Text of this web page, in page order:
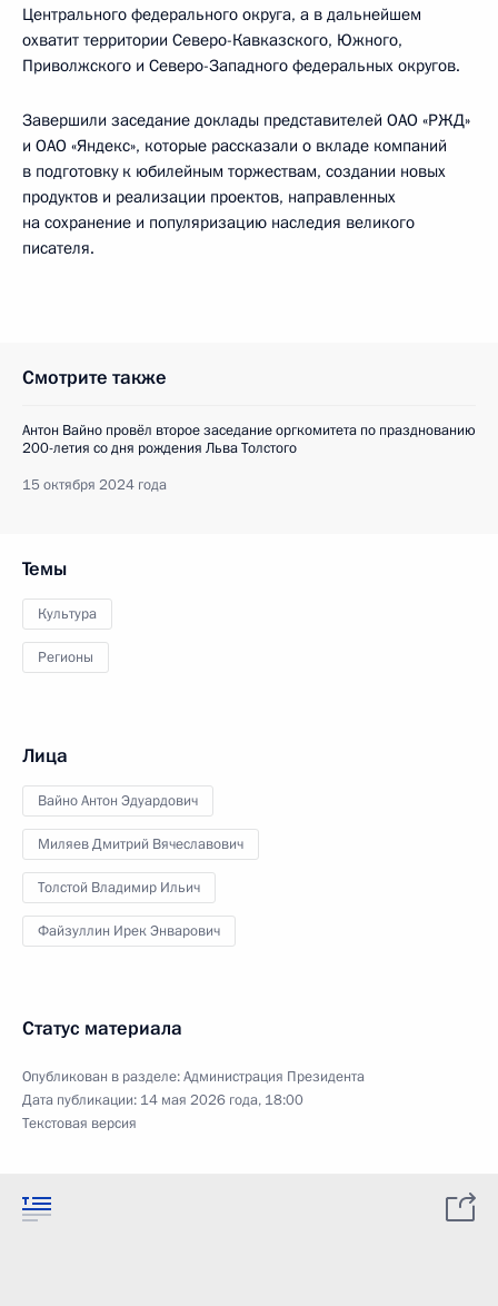
Центрального федерального округа, а в дальнейшем
охватит территории Северо-Кавказского, Южного,
Приволжского и Северо-Западного федеральных округов.
Завершили заседание доклады представителей ОАО «РЖД»
и ОАО «Яндекс», которые рассказали о вкладе компаний
в подготовку к юбилейным торжествам, создании новых
продуктов и реализации проектов, направленных
на сохранение и популяризацию наследия великого
писателя.
Смотрите также
Антон Вайно провёл второе заседание оргкомитета по празднованию
200-летия со дня рождения Льва Толстого
15 октября 2024 года
Темы
Культура
Регионы
Лица
Вайно Антон Эдуардович
Миляев Дмитрий Вячеславович
Толстой Владимир Ильич
Файзуллин Ирек Энварович
Статус материала
Опубликован в разделе:Администрация Президента
Дата публикации: 14 мая 2026 года, 18:00
Текстовая версия